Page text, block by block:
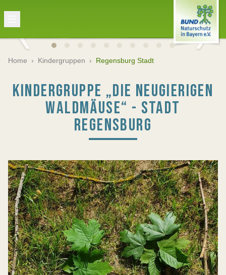
Home › Kindergruppen › Regensburg Stadt
KINDERGRUPPE „DIE NEUGIERIGEN
WALDMÄUSE“ - STADT
REGENSBURG